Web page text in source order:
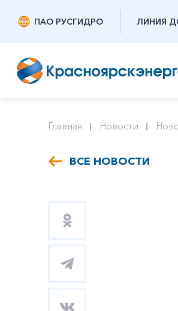
ПАО РУСГИДРО ЛИНИЯ
Главная Новости
ВСЕ НОВОСТИ